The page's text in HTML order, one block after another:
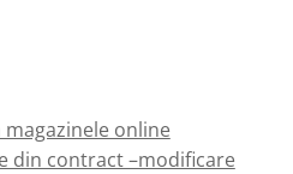
online
din contract –modificare